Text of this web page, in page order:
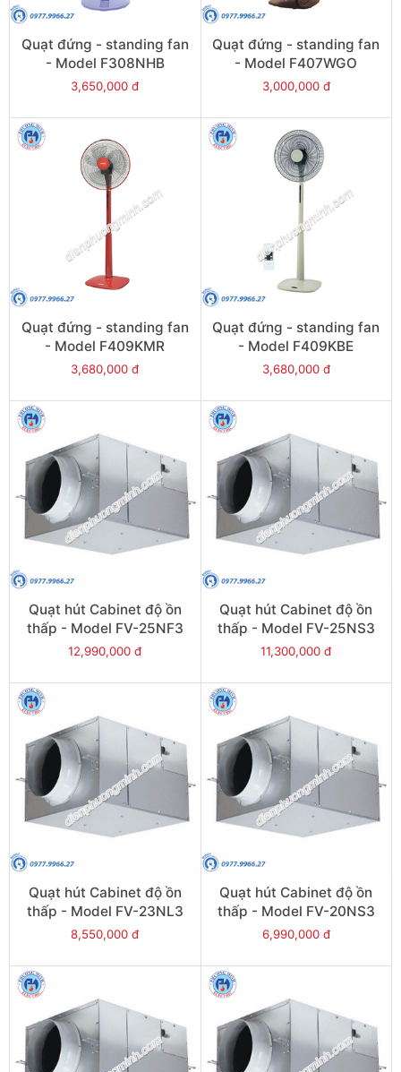
Quạt đứng - standing fan
- Model F308NHB
3,650,000 đ
Quạt đứng - standing fan
- Model F407WGO
3,000,000 đ
Quạt đứng - standing fan
- Model F409KMR
3,680,000 đ
Quạt đứng - standing fan
- Model F409KBE
3,680,000 đ
Quạt hút Cabinet độ ồn
thấp - Model FV-25NF3
12,990,000 đ
Quạt hút Cabinet độ ồn
thấp - Model FV-25NS3
11,300,000 đ
Quạt hút Cabinet độ ồn
thấp - Model FV-23NL3
8,550,000 đ
Quạt hút Cabinet độ ồn
thấp - Model FV-20NS3
6,990,000 đ